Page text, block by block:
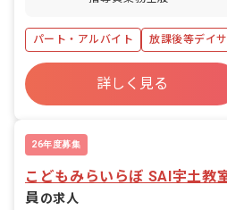
パート・アルバイト 放課後等デイ
詳しく見る
26年度募集
こどもみらいらぼ SAI宇土教
員 の求人